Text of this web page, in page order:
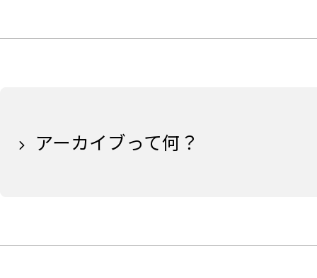
アーカイブって何？